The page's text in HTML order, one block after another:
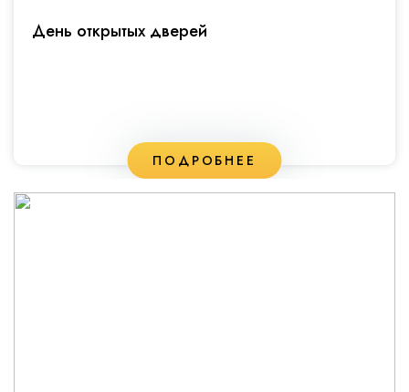
День открытых дверей
ПОДРОБНЕЕ